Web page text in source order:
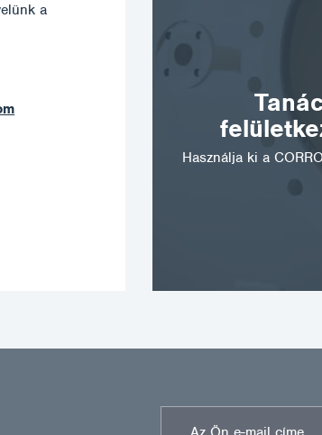
a
ostrava@corrotech.com
+420 602 789 403
Használja ki a